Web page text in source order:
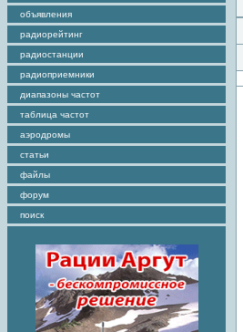
объявления
радиорейтинг
радиостанции
радиоприемники
диапазоны частот
таблица частот
аэродромы
статьи
файлы
форум
поиск